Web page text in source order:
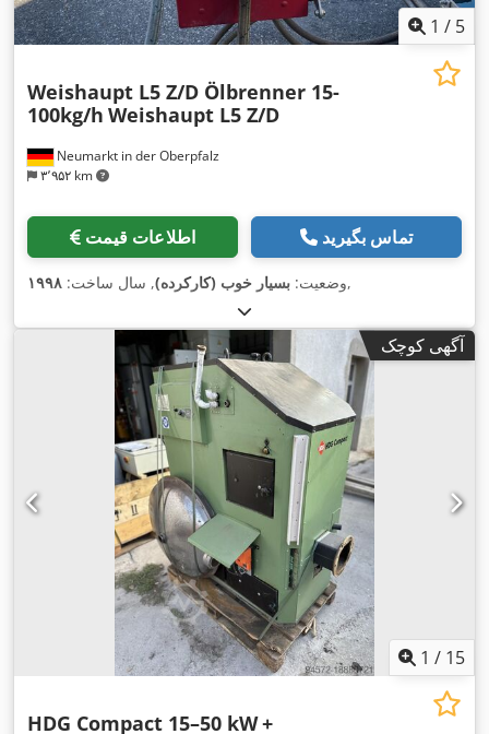
1 / 5
Neumarkt in der Oberpfalz
۳٬۹۵۲ km
Weishaupt L5 Z/D Ölbrenner 15-
100kg/h Weishaupt L5 Z/D
اطلاعات قیمت تماس بگیرید
وضعیت: بسیار خوب (کارکرده), سال ساخت: ۱۹۹۸ ,
آگهی کوچک
1 / 15
HDG Compact 15–50 kW+